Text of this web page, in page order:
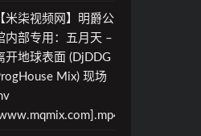
【米柒视频网】明爵公
内部专用：五月天 –
开地球表面 (DjDDG
Mix) 现场